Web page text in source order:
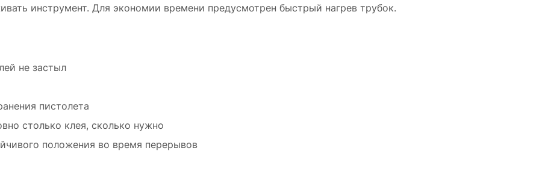
инструмент. Для экономии времени предусмотрен быстрый нагрев трубок.
не застыл
пистолета
столько клея, сколько нужно
положения во время перерывов